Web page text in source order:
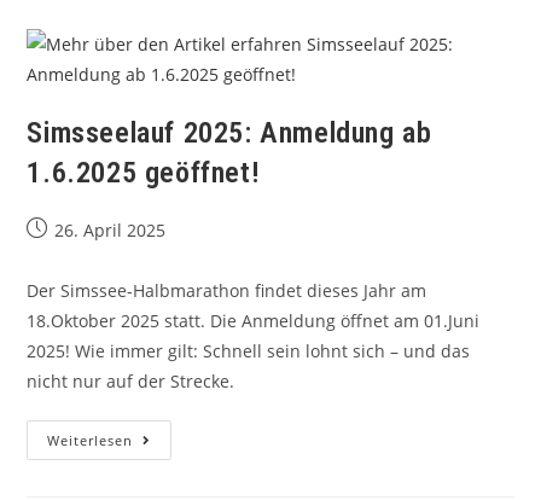
Simsseelauf 2025: Anmeldung ab
1.6.2025 geöffnet!
26. April 2025
Der Simssee-Halbmarathon findet dieses Jahr am
18.Oktober 2025 statt. Die Anmeldung öffnet am 01.Juni
2025! Wie immer gilt: Schnell sein lohnt sich – und das
nicht nur auf der Strecke.
Weiterlesen